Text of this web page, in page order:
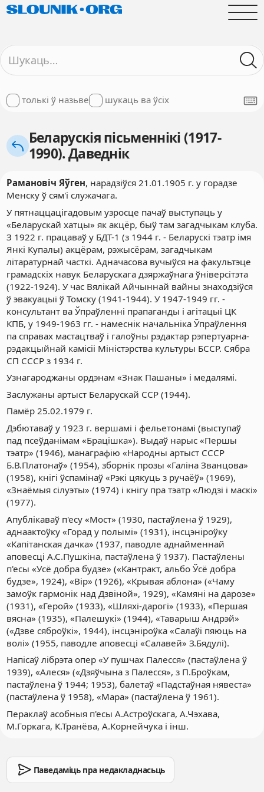
толькі ў назьве шукаць ва ўсіх
Беларускія пісьменнікі (1917-
1990). Даведнік
Рамановіч Яўген, нарадзіўся 21.01.1905 г. у горадзе
Менску ў сям'і служачага.
У пятнаццацігадовым узросце пачаў выступаць у
«Беларускай хатцы» як акцёр, быў там загадчыкам клуба.
З 1922 г. працаваў у БДТ-1 (з 1944 г. - Беларускі тэатр імя
Янкі Купалы) акцёрам, рэжысёрам, загадчыкам
літаратурнай часткі. Адначасова вучыўся на факультэце
грамадскіх навук Беларускага дзяржаўнага ўніверсітэта
(1922-1924). У час Вялікай Айчыннай вайны знаходзіўся
ў эвакуацыі ў Томску (1941-1944). У 1947-1949 гг. -
консультант ва Ўпраўленні прапаганды і агітацыі ЦК
КПБ, у 1949-1963 гг. - намеснік начальніка Ўпраўлення
па справах мастацтваў і галоўны рэдактар рэпертуарна-
рэдакцыйнай камісіі Міністэрства культуры БССР. Сябра
СП СССР з 1934 г.
Узнагароджаны ордэнам «Знак Пашаны» і медалямі.
Заслужаны артыст Беларускай ССР (1944).
Памёр 25.02.1979 г.
Дэбютаваў у 1923 г. вершамі і фельетонамі (выступаў
пад псеўданімам «Брацішка»). Выдаў нарыс «Першы
тэатр» (1946), манаграфію «Народны артыст СССР
Б.В.Платонаў» (1954), зборнік прозы «Галіна Званцова»
(1958), кнігі ўспамінаў «Рэкі цякуць з ручаёў» (1969),
«Знаёмыя сілуэты» (1974) і кнігу пра тэатр «Людзі і маскі»
(1977).
Апублікаваў п'есу «Мост» (1930, пастаўлена ў 1929),
аднаактоўку «Горад у полымі» (1931), інсцэніроўку
«Капітанская дачка» (1937, паводле аднайменнай
аповесці А.С.Пушкіна, пастаўлена ў 1937). Пастаўлены
п'есы «Усё добра будзе» («Кантракт, альбо Ўсё добра
будзе», 1924), «Вір» (1926), «Крывая аблона» («Чаму
замоўк гармонік над Дзвіной», 1929), «Камяні на дарозе»
(1931), «Герой» (1933), «Шляхі-дарогі» (1933), «Першая
вясна» (1935), «Палешукі» (1944), «Таварыш Андрэй»
(«Дзве сяброўкі», 1944), інсцэніроўка «Салаўі пяюць на
волі» (1955, паводле аповесці «Салавей» З.Бядулі).
Напісаў лібрэта опер «У пушчах Палесся» (пастаўлена ў
1939), «Алеся» («Дзяўчына з Палесся», з П.Броўкам,
пастаўлена ў 1944; 1953), балетаў «Падстаўная нявеста»
(пастаўлена ў 1958), «Мара» (пастаўлена ў 1961).
Пераклаў асобныя п'есы А.Астроўскага, А.Чэхава,
М.Горкага, К.Транёва, А.Корнейчука і інш.
Паведаміць пра недакладнасьць